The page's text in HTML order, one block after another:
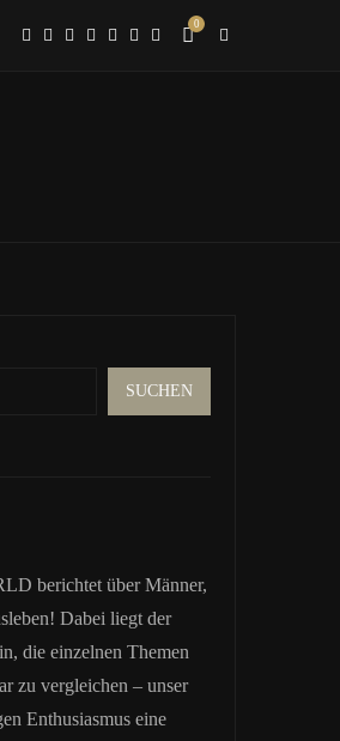
0
SUCHEN
berichtet über Männer,
Dabei liegt der
die einzelnen Themen
zu vergleichen – unser
Enthusiasmus eine